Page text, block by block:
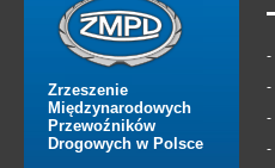
Zrzeszenie
Międzynarodowych
Przewoźników
Drogowych w Polsce
-
-
-
-